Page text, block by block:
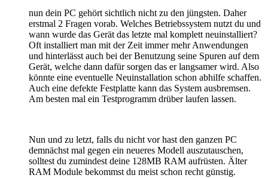
nun dein PC gehört sichtlich nicht zu den jüngsten. Daher
erstmal 2 Fragen vorab. Welches Betriebssystem nutzt du und
wann wurde das Gerät das letzte mal komplett neuinstalliert?
Oft installiert man mit der Zeit immer mehr Anwendungen
und hinterlässt auch bei der Benutzung seine Spuren auf dem
Gerät, welche dann dafür sorgen das er langsamer wird. Also
könnte eine eventuelle Neuinstallation schon abhilfe schaffen.
Auch eine defekte Festplatte kann das System ausbremsen.
Am besten mal ein Testprogramm drüber laufen lassen.
Nun und zu letzt, falls du nicht vor hast den ganzen PC
demnächst mal gegen ein neueres Modell auszutauschen,
solltest du zumindest deine 128MB RAM aufrüsten. Älter
RAM Module bekommst du meist schon recht günstig.